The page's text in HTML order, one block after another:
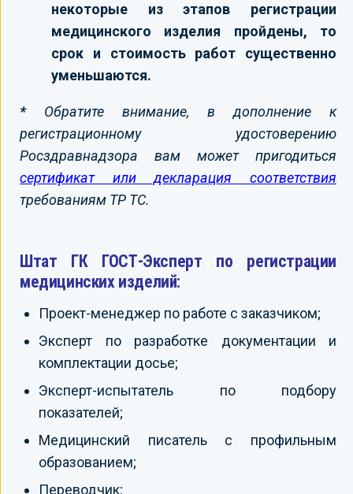
некоторые из этапов регистрации
медицинского изделия пройдены, то
срок и стоимость работ существенно
уменьшаются.
*Обратите внимание, в дополнение к
регистрационному удостоверению
Росздравнадзора вам может пригодиться
сертификат или декларация соответствия
требованиям ТР ТС.
Штат ГК ГОСТ-Эксперт по регистрации
медицинских изделий:
Проект-менеджер по работе с заказчиком;
Эксперт по разработке документации и
комплектации досье;
Эксперт-испытатель по подбору
показателей;
Медицинский писатель с профильным
образованием;
Переводчик;